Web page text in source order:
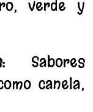
verde y
Sabores
canela,